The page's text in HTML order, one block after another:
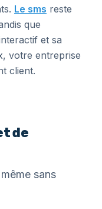
Le sms reste
que
et sa
votre entreprise
client.
de
sans